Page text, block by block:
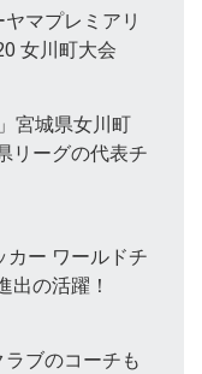
マプレミアリ
女川町大会
宮城県女川町
リーグの代表チ
カー ワールドチ
出の活躍！
ラブのコーチも